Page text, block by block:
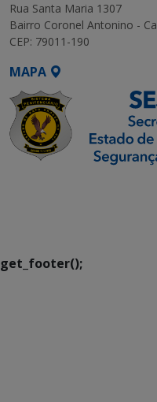
Rua Santa Maria 1307
Bairro Coronel Antonino -
CEP: 79011-190
MAPA
get_footer();